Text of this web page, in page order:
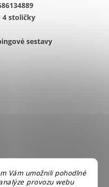
Vám umožnili pohodlné
provozu webu
4 stoličky
sestavy